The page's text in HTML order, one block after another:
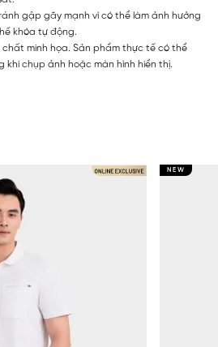
gập gãy mạnh vì có thể làm ảnh hưởng
khóa tự động.
chất minh họa. Sản phẩm thực tế có thể
khi chụp ảnh hoặc màn hình hiển thị.
NEW